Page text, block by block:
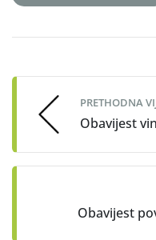
navigation
PRETHODNA
Obavijest
Obavijest